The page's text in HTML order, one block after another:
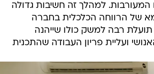
המעורבות. למהלך זה חשיבות גדולה
של הרווחה הכלכלית בחברה
רבה למשק כולו שייהנה
ועליית פריון העבודה שהתכנית